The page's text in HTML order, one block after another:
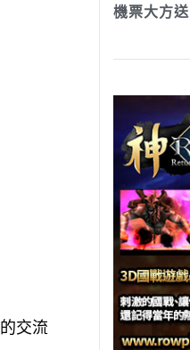
交流
機票大方送